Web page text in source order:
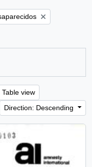
Table view
Direction: Descending